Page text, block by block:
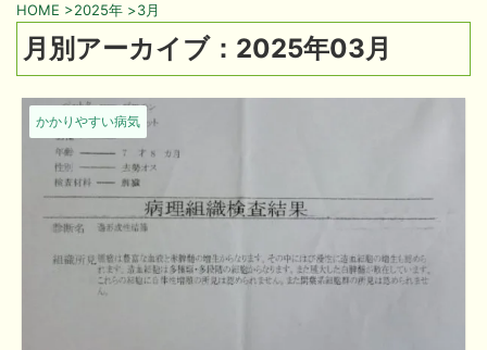
HOME >2025年 >3月
月別アーカイブ：2025年03月
かかりやすい病気